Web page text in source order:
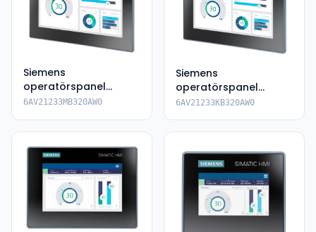
Siemens
operatörspanel
6AV2123-3MB32-
6AV21233MB320AW0
Siemens
operatörspanel
6AV2123-3KB32-0AW0
6AV21233KB320AW0